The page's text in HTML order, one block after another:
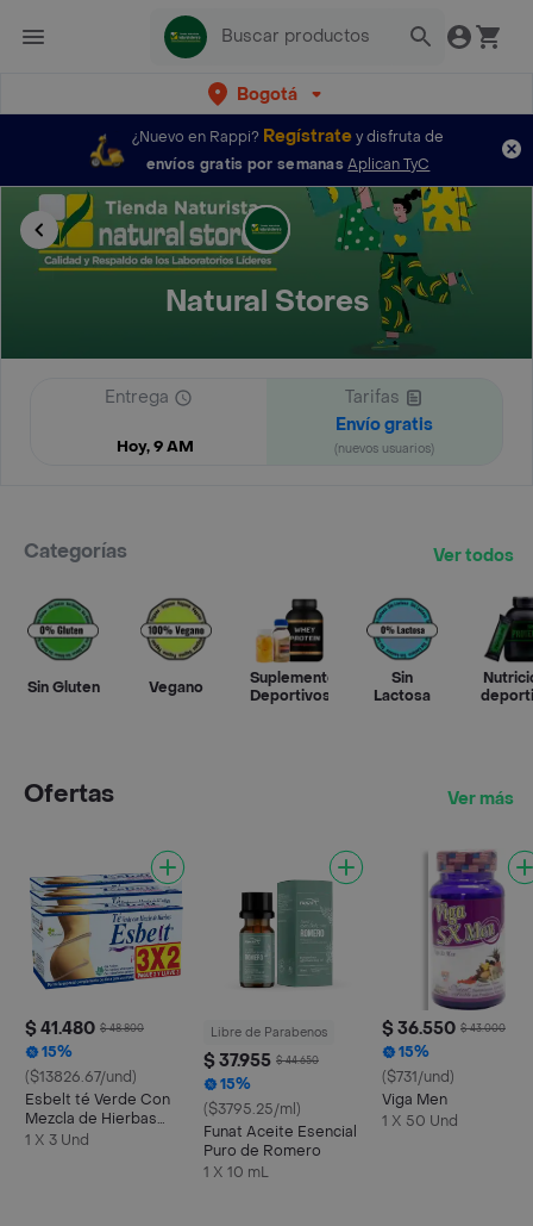
Bogotá
¿Nuevo en Rappi? Regístratey disfruta de
envíos gratis por semanas Aplican TyC
Natural Stores
Entrega
Hoy, 9 AM
Tarifas
Envío gratis
(nuevos usuarios)
Categorías Ver todos
Sin Gluten Vegano
Suplementos
Deportivos
Sin
Lactosa
Ofertas Ver más
$ 41.480 $ 48.800
15%
($13826.67/und)
Esbelt té Verde Con
Mezcla de Hierbas
Eres
1 X 3 Und
Libre de Parabenos
$ 37.955 $ 44.650
15%
($3795.25/ml)
Funat Aceite Esencial
Puro de Romero
1 X 10 mL
$ 36.550 $ 43.000
15%
($731/und)
Viga Men
1 X 50 Und